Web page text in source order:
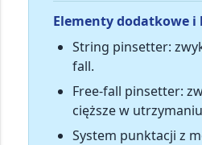
Elementy dodatkowe i
String pinsetter:
fall.
Free-fall pinsetter:
cięższe w
System punktacji z